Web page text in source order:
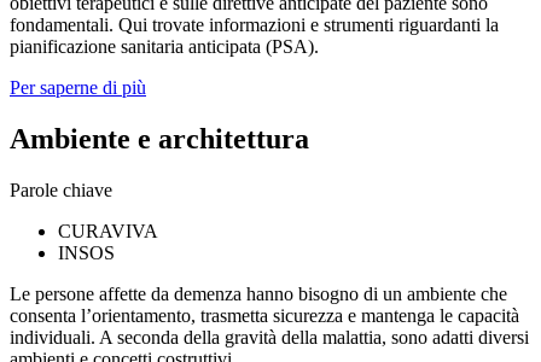
fondamentali. Qui trovate informazioni e strumenti riguardanti la
pianificazione sanitaria anticipata (PSA).
Per saperne di più
Ambiente e architettura
Parole chiave
CURAVIVA
INSOS
Le persone affette da demenza hanno bisogno di un ambiente che
consenta l’orientamento, trasmetta sicurezza e mantenga le capacità
individuali. A seconda della gravità della malattia, sono adatti diversi